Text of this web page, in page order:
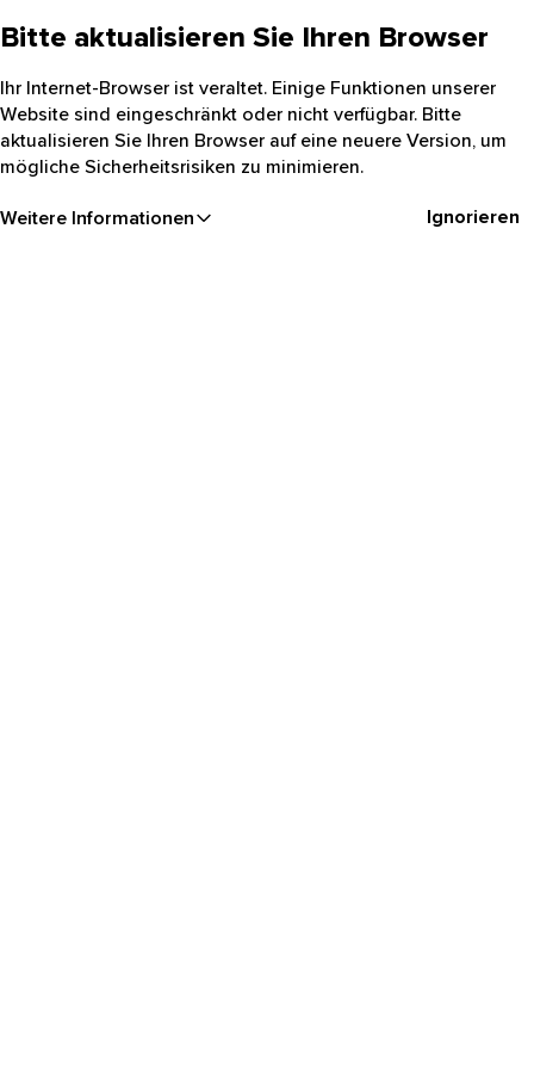
Bitte aktualisieren Sie Ihren Browser
Ihr Internet-Browser ist veraltet. Einige Funktionen unserer
Website sind eingeschränkt oder nicht verfügbar. Bitte
aktualisieren Sie Ihren Browser auf eine neuere Version, um
mögliche Sicherheitsrisiken zu minimieren.
Weitere Informationen Ignorieren